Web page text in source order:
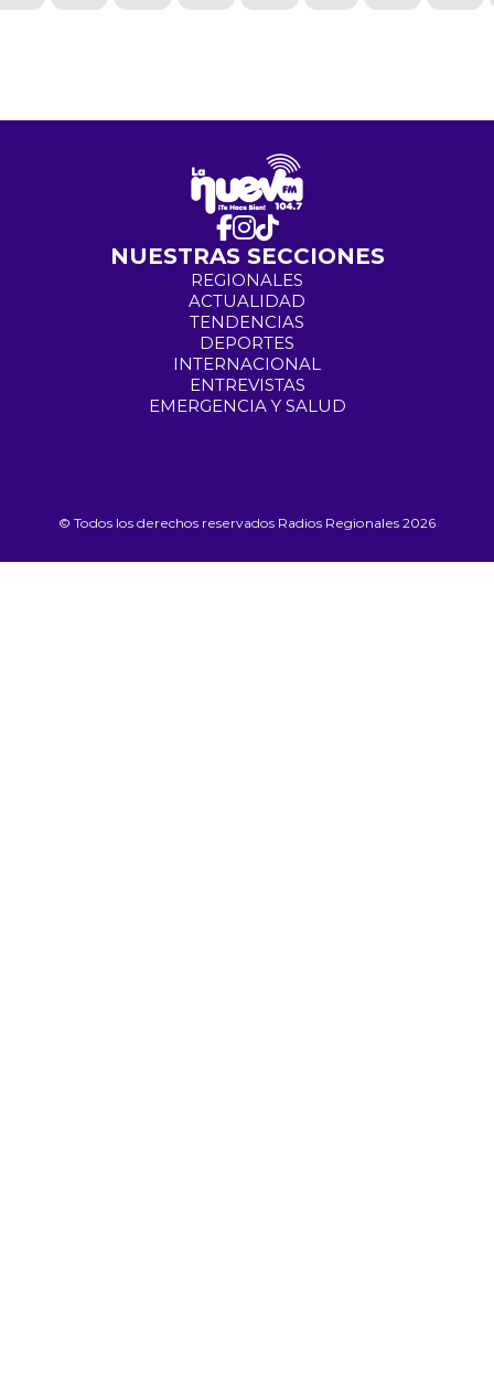
NUESTRAS SECCIONES
REGIONALES
ACTUALIDAD
TENDENCIAS
DEPORTES
INTERNACIONAL
ENTREVISTAS
EMERGENCIA Y SALUD
© Todos los derechos reservados Radios Regionales 2026